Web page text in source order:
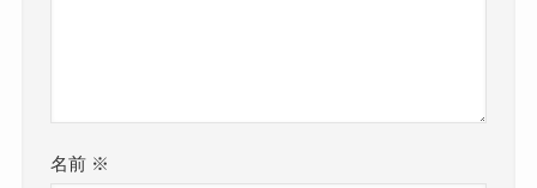
名前 ※